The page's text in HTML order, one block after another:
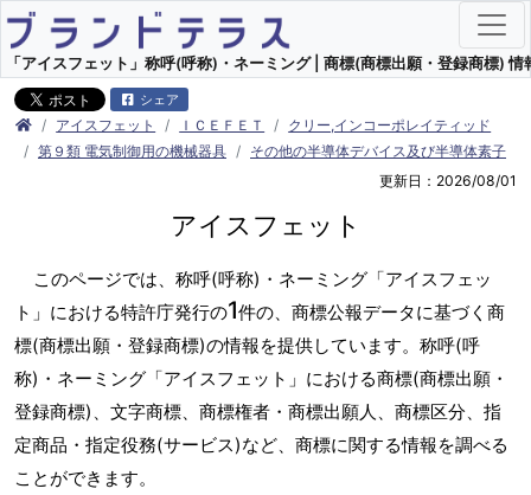
「アイスフェット」称呼(呼称)・ネーミング | 商標(商標出願・登録商標) 情
シェア
アイスフェット ＩＣＥＦＥＴ
クリー,インコーポレイティッド
第９類 電気制御用の機械器具
その他の半導体デバイス及び半導体素子
更新日：2026/08/01
アイスフェット
このページでは、称呼(呼称)・ネーミング「アイスフェッ
ト」における特許庁発行の1件の、商標公報データに基づく商
標(商標出願・登録商標)の情報を提供しています。称呼(呼
称)・ネーミング「アイスフェット」における商標(商標出願・
登録商標)、文字商標、商標権者・商標出願人、商標区分、指
定商品・指定役務(サービス)など、商標に関する情報を調べる
ことができます。